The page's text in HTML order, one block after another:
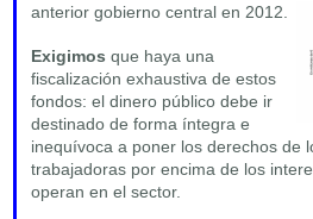
anterior gobierno central en 2012.
Exigimos que haya una
fiscalización exhaustiva de estos
fondos: el dinero público debe ir
destinado de forma íntegra e
inequívoca a poner los derechos de
trabajadoras por encima de los
operan en el sector.